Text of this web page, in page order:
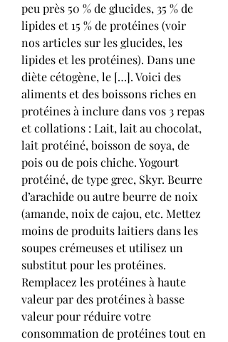
peu près 50 % de glucides, 35 % de
lipides et 15 % de protéines (voir
nos articles sur les glucides, les
lipides et les protéines). Dans une
diète cétogène, le […]. Voici des
aliments et des boissons riches en
protéines à inclure dans vos 3 repas
et collations : Lait, lait au chocolat,
lait protéiné, boisson de soya, de
pois ou de pois chiche. Yogourt
protéiné, de type grec, Skyr. Beurre
d’arachide ou autre beurre de noix
(amande, noix de cajou, etc. Mettez
moins de produits laitiers dans les
soupes crémeuses et utilisez un
substitut pour les protéines.
Remplacez les protéines à haute
valeur par des protéines à basse
valeur pour réduire votre
consommation de protéines tout en